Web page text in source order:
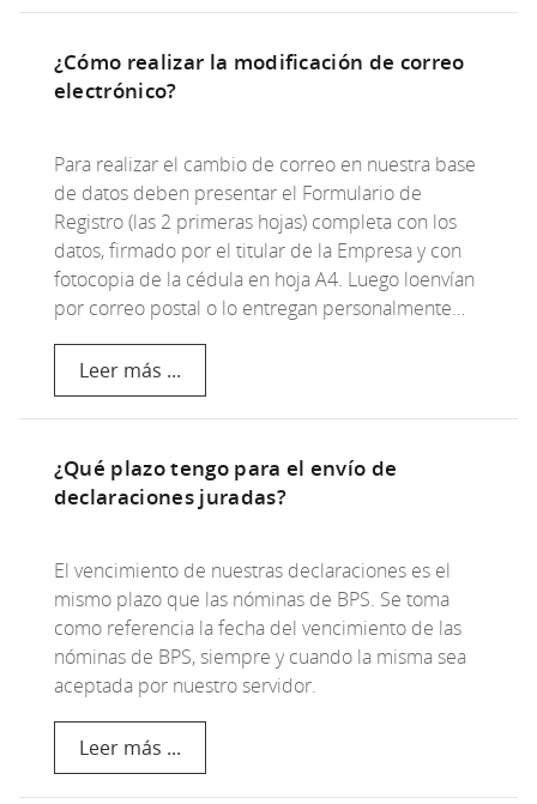
¿Cómo realizar la modificación de correo
electrónico?
Para realizar el cambio de correo en nuestra base
de datos deben presentar el Formulario de
Registro (las 2 primeras hojas) completa con los
datos, firmado por el titular de la Empresa y con
fotocopia de la cédula en hoja A4. Luego loenvían
por correo postal o lo entregan personalmente…
Leer más ...
¿Qué plazo tengo para el envío de
declaraciones juradas?
El vencimiento de nuestras declaraciones es el
mismo plazo que las nóminas de BPS. Se toma
como referencia la fecha del vencimiento de las
nóminas de BPS, siempre y cuando la misma sea
aceptada por nuestro servidor.
Leer más ...